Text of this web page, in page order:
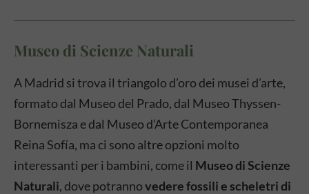
Museo di Scienze Naturali
A Madrid si trova il triangolo d’oro dei musei d’arte,
formato dal Museo del Prado, dal Museo Thyssen-
Bornemisza e dal Museo d’Arte Contemporanea
Reina Sofía, ma ci sono altre opzioni molto
interessanti per i bambini, come il Museo di Scienze
Naturali, dove potrannovedere fossili e scheletri di